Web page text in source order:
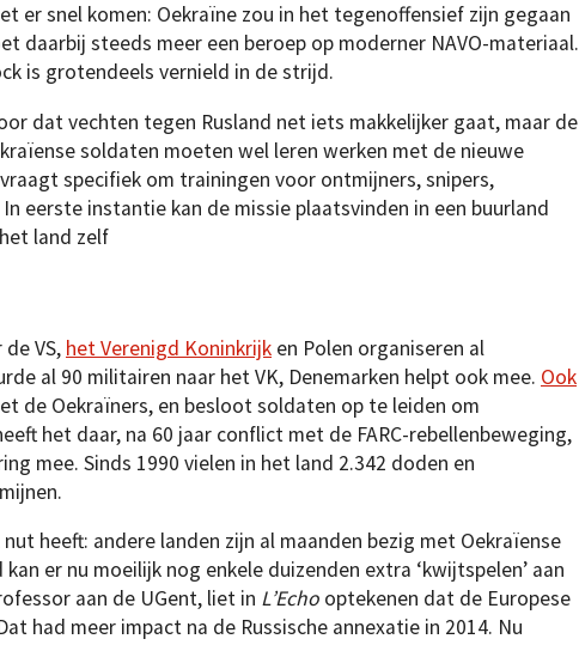
er snel komen: Oekraïne zou in het tegenoffensief zijn gegaan
daarbij steeds meer een beroep op moderner NAVO-materiaal.
is grotendeels vernield in de strijd.
dat vechten tegen Rusland net iets makkelijker gaat, maar de
soldaten moeten wel leren werken met de nieuwe
specifiek om trainingen voor ontmijners, snipers,
eerste instantie kan de missie plaatsvinden in een buurland
land zelf
VS, het Verenigd Koninkrijk en Polen organiseren al
al 90 militairen naar het VK, Denemarken helpt ook mee. Ook
de Oekraïners, en besloot soldaten op te leiden om
het daar, na 60 jaar conflict met de FARC-rebellenbeweging,
mee. Sinds 1990 vielen in het land 2.342 doden en
heeft: andere landen zijn al maanden bezig met Oekraïense
er nu moeilijk nog enkele duizenden extra ‘kwijtspelen’ aan
aan de UGent, liet in L’Echo optekenen dat de Europese
had meer impact na de Russische annexatie in 2014. Nu